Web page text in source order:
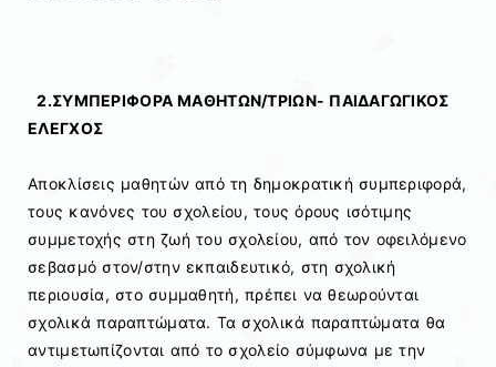
2.ΣΥΜΠΕΡΙΦΟΡΑ ΜΑΘΗΤΩΝ/ΤΡΙΩΝ- ΠΑΙΔΑΓΩΓΙΚΟΣ
ΕΛΕΓΧΟΣ
Αποκλίσεις μαθητών από τη δημοκρατική συμπεριφορά,
τους κανόνες του σχολείου, τους όρους ισότιμης
συμμετοχής στη ζωή του σχολείου, από τον οφειλόμενο
σεβασμό στον/στην εκπαιδευτικό, στη σχολική
περιουσία, στο συμμαθητή, πρέπει να θεωρούνται
σχολικά παραπτώματα. Τα σχολικά παραπτώματα θα
αντιμετωπίζονται από το σχολείο σύμφωνα με την